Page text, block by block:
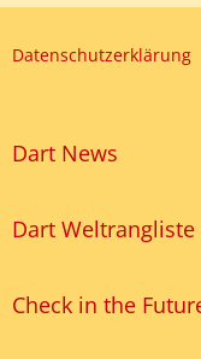
Datenschutzerklärung
Dart News
Dart Weltrangliste
Check in the